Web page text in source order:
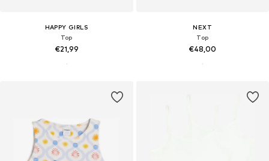
HAPPY GIRLS
Top
€21,99
NEXT
Top
€48,00